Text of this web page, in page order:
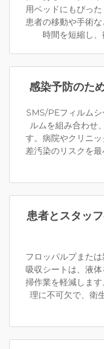
用ベッドにもぴっ
患者の移動や手術
時間を短縮し、
感染予防のた
SMS/PEフィルム
ルムを組み合わせ
す。病院やクリニ
差汚染のリスクを
患者とスタッ
フロッパルプまた
吸収シートは、液
掃作業を軽減しま
理に不可欠で、衛